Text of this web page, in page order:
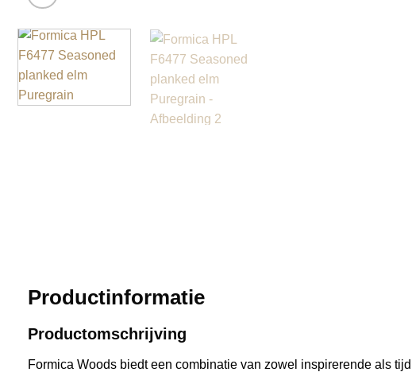
Productinformatie
Productomschrijving
Formica Woods biedt een combinatie van zowel inspirerende als